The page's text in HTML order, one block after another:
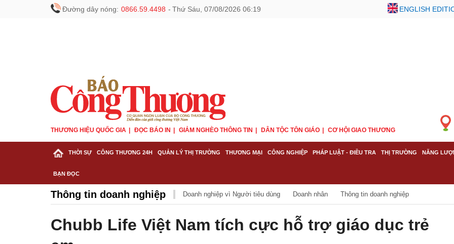
Đường dây nóng: 0866.59.4498 - Thứ Sáu, 07/08/2026 06:19 ENGLISH
THƯƠNG HIỆU QUỐC GIA ĐỌC BÁO IN GIẢM NGHÈO THÔNG TIN DÂN TỘC TÔN GIÁO CƠ HỘI GIAO THƯƠNG
THỜI SỰ CÔNG THƯƠNG 24H QUẢN LÝ THỊ TRƯỜNG THƯƠNG MẠI CÔNG NGHIỆP PHÁP LUẬT - ĐIỀU TRA THỊ TRƯỜNG NĂNG
BẠN ĐỌC
Thông tin doanh nghiệp Doanh nghiệp vì Người tiêu dùng Doanh nhân Thông tin doanh nghiệp
Chubb Life Việt Nam tích cực hỗ trợ giáo dục trẻ